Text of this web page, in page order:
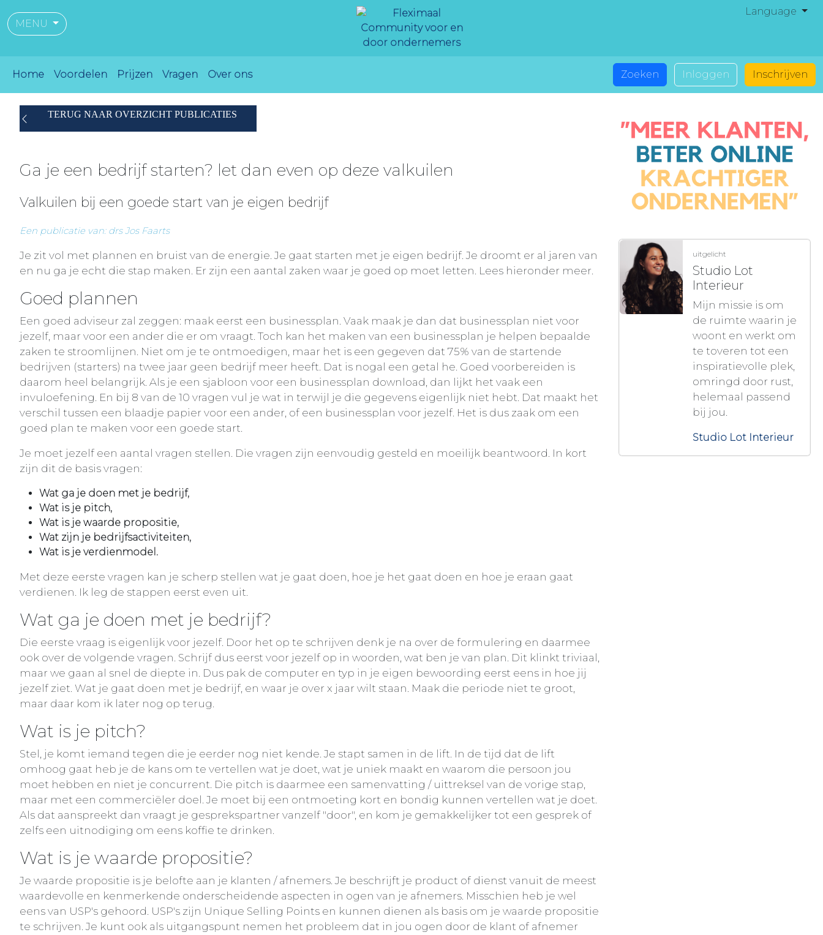
MENU
Language
Home Voordelen Prijzen Vragen Over ons Zoeken Inloggen Inschrijven
TERUG NAAR OVERZICHT PUBLICATIES
Ga je een bedrijf starten? let dan even op deze valkuilen
Valkuilen bij een goede start van je eigen bedrijf
Een publicatie van: drs Jos Faarts
Je zit vol met plannen en bruist van de energie. Je gaat starten met je eigen bedrijf. Je droomt er al jaren van
en nu ga je echt die stap maken. Er zijn een aantal zaken waar je goed op moet letten. Lees hieronder meer.
Goed plannen
Een goed adviseur zal zeggen: maak eerst een businessplan. Vaak maak je dan dat businessplan niet voor
jezelf, maar voor een ander die er om vraagt. Toch kan het maken van een businessplan je helpen bepaalde
zaken te stroomlijnen. Niet om je te ontmoedigen, maar het is een gegeven dat 75% van de startende
bedrijven (starters) na twee jaar geen bedrijf meer heeft. Dat is nogal een getal he. Goed voorbereiden is
daarom heel belangrijk. Als je een sjabloon voor een businessplan download, dan lijkt het vaak een
invuloefening. En bij 8 van de 10 vragen vul je wat in terwijl je die gegevens eigenlijk niet hebt. Dat maakt het
verschil tussen een blaadje papier voor een ander, of een businessplan voor jezelf. Het is dus zaak om een
goed plan te maken voor een goede start.
Je moet jezelf een aantal vragen stellen. Die vragen zijn eenvoudig gesteld en moeilijk beantwoord. In kort
zijn dit de basis vragen:
Wat ga je doen met je bedrijf,
Wat is je pitch,
Wat is je waarde propositie,
Wat zijn je bedrijfsactiviteiten,
Wat is je verdienmodel.
Met deze eerste vragen kan je scherp stellen wat je gaat doen, hoe je het gaat doen en hoe je eraan gaat
verdienen. Ik leg de stappen eerst even uit.
Wat ga je doen met je bedrijf?
Die eerste vraag is eigenlijk voor jezelf. Door het op te schrijven denk je na over de formulering en daarmee
ook over de volgende vragen. Schrijf dus eerst voor jezelf op in woorden, wat ben je van plan. Dit klinkt triviaal,
maar we gaan al snel de diepte in. Dus pak de computer en typ in je eigen bewoording eerst eens in hoe jij
jezelf ziet. Wat je gaat doen met je bedrijf, en waar je over x jaar wilt staan. Maak die periode niet te groot,
maar daar kom ik later nog op terug.
Wat is je pitch?
Stel, je komt iemand tegen die je eerder nog niet kende. Je stapt samen in de lift. In de tijd dat de lift
omhoog gaat heb je de kans om te vertellen wat je doet, wat je uniek maakt en waarom die persoon jou
moet hebben en niet je concurrent. Die pitch is daarmee een samenvatting / uittreksel van de vorige stap,
maar met een commerciëler doel. Je moet bij een ontmoeting kort en bondig kunnen vertellen wat je doet.
Als dat aanspreekt dan vraagt je gesprekspartner vanzelf "door", en kom je gemakkelijker tot een gesprek of
zelfs een uitnodiging om eens koffie te drinken.
Wat is je waarde propositie?
Je waarde propositie is je belofte aan je klanten / afnemers. Je beschrijft je product of dienst vanuit de meest
waardevolle en kenmerkende onderscheidende aspecten in ogen van je afnemers. Misschien heb je wel
eens van USP's gehoord. USP's zijn Unique Selling Points en kunnen dienen als basis om je waarde propositie
te schrijven. Je kunt ook als uitgangspunt nemen het probleem dat in jou ogen door de klant of afnemer
uitgelicht
Studio Lot
Interieur
Mijn missie is om
de ruimte waarin je
woont en werkt om
te toveren tot een
inspiratievolle plek,
omringd door rust,
helemaal passend
bij jou.
Studio Lot Interieur